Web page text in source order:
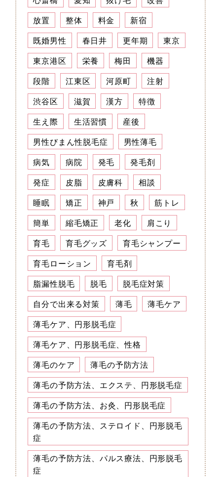
放置
整体 料金
新宿
既婚男性
春日井 更年期
東京
東京港区
栄養 梅田
機器
段階
江東区 河原町
注射
渋谷区
滋賀 漢方
特徴
生え際
生活習慣
産後
男性びまん性脱毛症
男性薄毛
病気
病院 発毛
発毛剤
発症
皮脂 皮膚科
相談
睡眠
矯正 神戸 秋
筋トレ
簡単
縮毛矯正 老化
肩こり
育毛
育毛グッズ
育毛シャンプー
育毛ローション
育毛剤
脂漏性脱毛
脱毛
脱毛症対策
自分で出来る対策
薄毛
薄毛ケア
薄毛ケア、円形脱毛症
薄毛ケア、円形脱毛症、性格
薄毛のケア
薄毛の予防方法
薄毛の予防方法、エクステ、円形脱毛症
薄毛の予防方法、お灸、円形脱毛症
薄毛の予防方法、ステロイド、円形脱毛
症
薄毛の予防方法、パルス療法、円形脱毛
症